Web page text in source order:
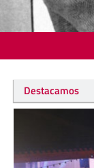
Destacamos